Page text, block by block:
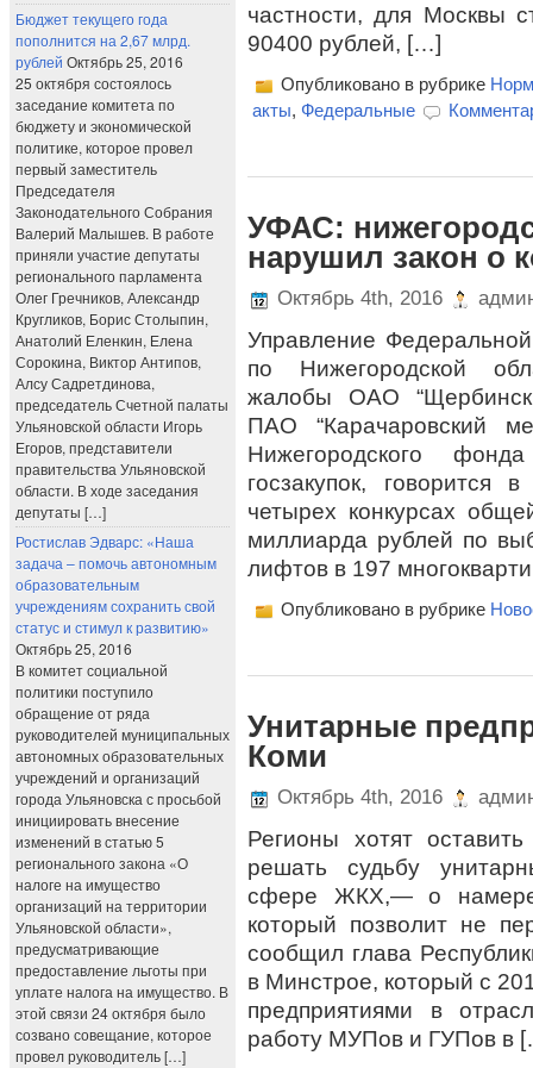
Бюджет текущего года
пополнится на 2,67 млрд.
рублей Октябрь 25, 2016
25 октября состоялось
заседание комитета по
бюджету и экономической
политике, которое провел
первый заместитель
Председателя
Законодательного Собрания
Валерий Малышев. В работе
приняли участие депутаты
регионального парламента
Олег Гречников, Александр
Кругликов, Борис Столыпин,
Анатолий Еленкин, Елена
Сорокина, Виктор Антипов,
Алсу Садретдинова,
председатель Счетной палаты
Ульяновской области Игорь
Егоров, представители
правительства Ульяновской
области. В ходе заседания
депутаты […]
Ростислав Эдварс: «Наша
задача – помочь автономным
образовательным
учреждениям сохранить свой
статус и стимул к развитию»
Октябрь 25, 2016
В комитет социальной
политики поступило
обращение от ряда
руководителей муниципальных
автономных образовательных
учреждений и организаций
города Ульяновска с просьбой
инициировать внесение
изменений в статью 5
регионального закона «О
налоге на имущество
организаций на территории
Ульяновской области»,
предусматривающие
предоставление льготы при
уплате налога на имущество. В
этой связи 24 октября было
созвано совещание, которое
провел руководитель […]
частности, для Москвы
90400 рублей, […]
Опубликовано в рубрике
акты, Федеральные
УФАС:
нарушил закон о
Октябрь 4th, 2016
Управление
по Нижегородской
жалобы ОАО
ПАО “Карачаровский
Нижегородского
госзакупок,
четырех конкурсах
миллиарда рублей по
лифтов в 197
Опубликовано в рубрике
Унитарные
Коми
Октябрь 4th, 2016
Регионы хотят
решать судьбу
сфере ЖКХ,— о
который позволит не
сообщил глава
в Минстрое, который с
предприятиями в
работу МУПов и ГУПов в